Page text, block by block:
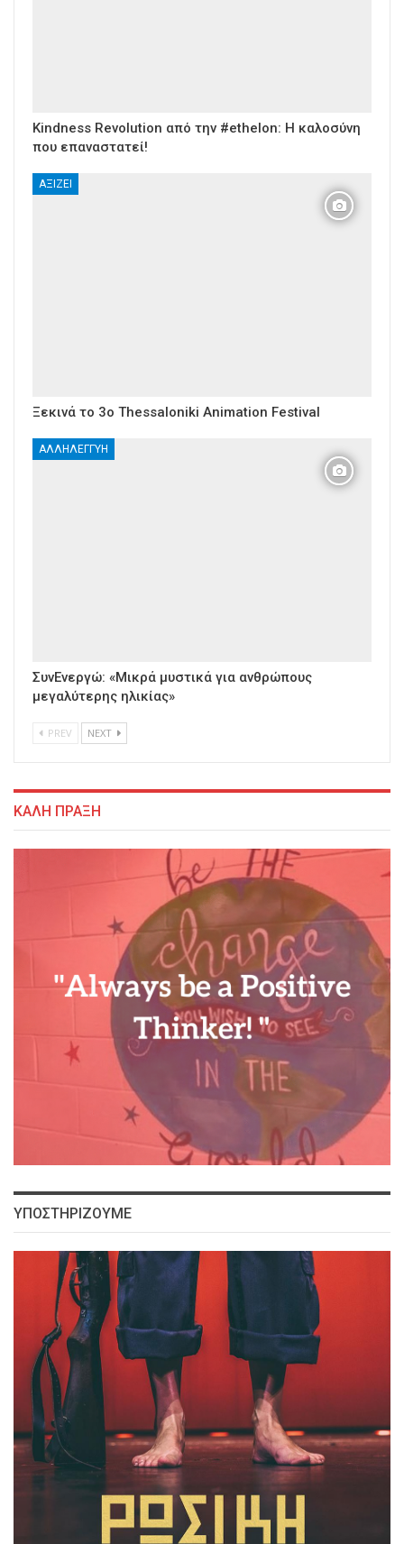
Kindness Revolution από την #ethelon: Η καλοσύνη
που επαναστατεί!
ΑΞΊΖΕΙ
Ξεκινά το 3ο Thessaloniki Animation Festival
ΑΛΛΗΛΕΓΓΎΗ
ΣυνΕνεργώ: «Μικρά μυστικά για ανθρώπους
μεγαλύτερης ηλικίας»
PREV NEXT
ΚΑΛΗ ΠΡΑΞΗ
ΥΠΟΣΤΗΡΙΖΟΥΜΕ